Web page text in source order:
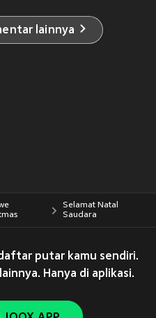
lainnya
Selamat Natal
Saudara
putar kamu sendiri.
Hanya di aplikasi.